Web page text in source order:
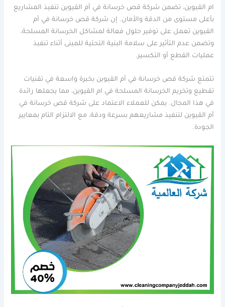
ام القيوين، تضمن شركة قص خرسانة في أم القيوين تنفيذ المشاريع
بأعلى مستوى من الدقة والأمان. إن شركة قص خرسانة في أم
القيوين تعمل على توفير حلول فعالة لمشاكل الخرسانة المسلحة،
وتضمن عدم التأثير على سلامة البنية التحتية للمبنى أثناء تنفيذ
عمليات القطع أو التكسير.
تتمتع شركة قص خرسانة في أم القيوين بخبرة واسعة في تقنيات
تقطيع وتخريم الخرسانة المسلحة في ام القيوين، مما يجعلها رائدة
في هذا المجال. يمكن للعملاء الاعتماد على شركة قص خرسانة في
أم القيوين لتنفيذ مشاريعهم بسرعة ودقة، مع الالتزام التام بمعايير
الجودة.